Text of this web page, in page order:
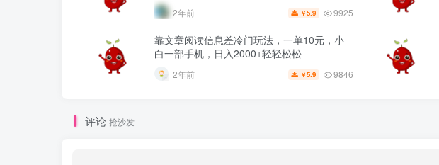
2年前 ￥5.9 9925
靠文章阅读信息差冷门玩法，一单10元，小
白一部手机，日入2000+轻轻松松
2年前 ￥5.9 9846
评论 抢沙发